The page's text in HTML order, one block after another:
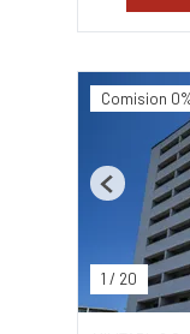
Comision
1 / 20
Previous